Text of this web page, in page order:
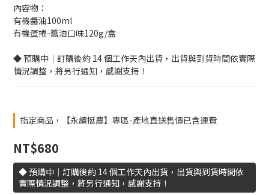
內容物：
有機醬油100ml
有機蛋捲-醬油口味120g/盒
◆ 預購中｜訂購後約 14 個工作天內出貨，出貨與到貨時間依實際
情況調整，將另行通知，感謝支持！
指定商品，【永續挺農】專區-產地直送售價已含運費
NT$680
◆ 預購中｜訂購後約 14 個工作天內出貨，出貨與到貨時間依
實際情況調整，將另行通知，感謝支持！